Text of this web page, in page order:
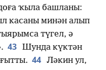
ҡыла башланы:
касаны минән алып
түгел, ә
43 Шунда күктән
44 Ләкин ул,